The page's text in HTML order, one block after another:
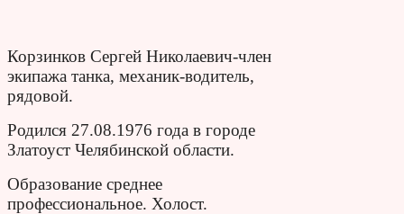
Корзинков Сергей Николаевич-член
экипажа танка, механик-водитель,
рядовой.
Родился 27.08.1976 года в городе
Златоуст Челябинской области.
Образование среднее
профессиональное. Холост.